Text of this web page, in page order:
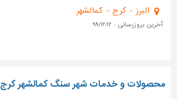
البرز - کرج - کمالشهر
آخرین بروزرسانی : ۹۹/۱۲/۱۲
محصولات و خدمات شهر سنگ کمالشهر کرج